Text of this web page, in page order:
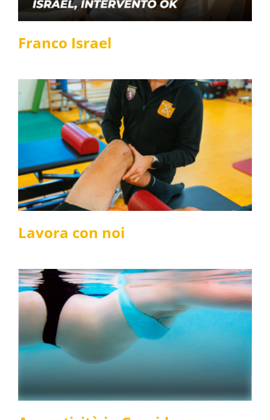
Franco Israel
Lavora con noi
News e media
Lavora con noi
Acquaticità in
Gravidanza – Open Day
News e media